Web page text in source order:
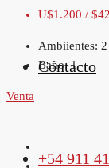
Contacto
+54 911
U$1.200 /
Ambiientes: 2
Baño: 1
Venta